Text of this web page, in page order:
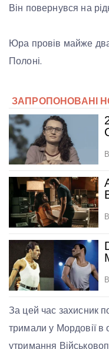
Він повернувся на
Юра провів майже
Полоні.
За цей час захисник
тримали у Мордовії в
утримання